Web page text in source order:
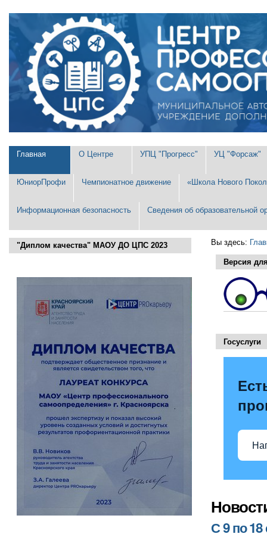
к
содержимому.
Перейти
к
навигации
инструменты
Разделы
Главная О Центре УПЦ "Прогресс" УЦ "Форсаж"
ЮниорПрофи Чемпионатное движение «Школа Нового
Информационная безопасность Сведения об образовательной
Вы здесь:
Версия
Госуслуги
С 9 по
"Диплом качества" МАОУ ДО ЦПС 2023